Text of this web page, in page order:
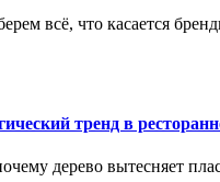
всё, что касается
тренд в
дерево вытесняет